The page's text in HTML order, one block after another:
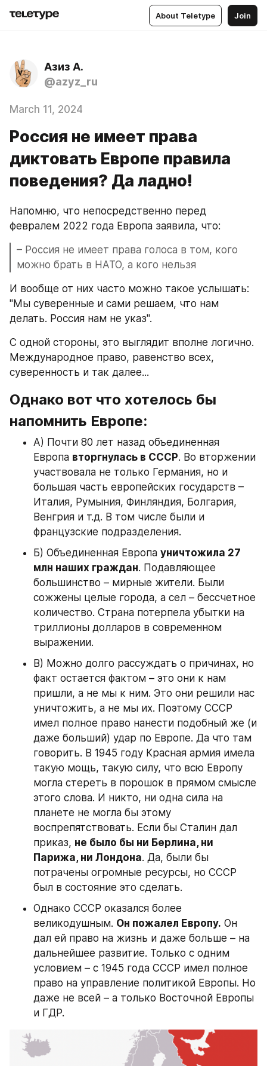
About Teletype Join
Азиз А.
@azyz_ru
March 11, 2024
Россия не имеет права
диктовать Европе правила
поведения? Да ладно!
Напомню, что непосредственно перед
февралем 2022 года Европа заявила, что:
– Россия не имеет права голоса в том, кого
можно брать в НАТО, а кого нельзя
И вообще от них часто можно такое услышать:
"Мы суверенные и сами решаем, что нам
делать. Россия нам не указ".
С одной стороны, это выглядит вполне логично.
Международное право, равенство всех,
суверенность и так далее...
Однако вот что хотелось бы
напомнить Европе:
А) Почти 80 лет назад объединенная
Европа вторгнулась в СССР. Во вторжении
участвовала не только Германия, но и
большая часть европейских государств –
Италия, Румыния, Финляндия, Болгария,
Венгрия и т.д. В том числе были и
французские подразделения.
Б) Объединенная Европа уничтожила 27
млн наших граждан. Подавляющее
большинство – мирные жители. Были
сожжены целые города, а сел – бессчетное
количество. Страна потерпела убытки на
триллионы долларов в современном
выражении.
В) Можно долго рассуждать о причинах, но
факт остается фактом – это они к нам
пришли, а не мы к ним. Это они решили нас
уничтожить, а не мы их. Поэтому СССР
имел полное право нанести подобный же (и
даже больший) удар по Европе. Да что там
говорить. В 1945 году Красная армия имела
такую мощь, такую силу, что всю Европу
могла стереть в порошок в прямом смысле
этого слова. И никто, ни одна сила на
планете не могла бы этому
воспрепятствовать. Если бы Сталин дал
приказ, не было бы ни Берлина, ни
Парижа, ни Лондона. Да, были бы
потрачены огромные ресурсы, но СССР
был в состояние это сделать.
Однако СССР оказался более
великодушным. Он пожалел Европу. Он
дал ей право на жизнь и даже больше – на
дальнейшее развитие. Только с одним
условием – с 1945 года СССР имел полное
право на управление политикой Европы. Но
даже не всей – а только Восточной Европы
и ГДР.